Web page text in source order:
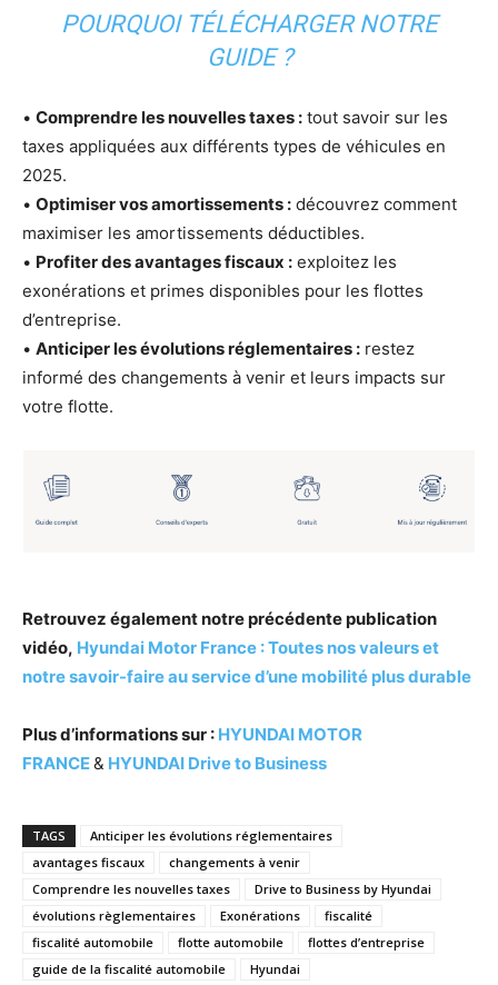
POURQUOI TÉLÉCHARGER NOTRE
GUIDE ?
• Comprendre les nouvelles taxes : tout savoir sur les
taxes appliquées aux différents types de véhicules en
2025.
• Optimiser vos amortissements : découvrez comment
maximiser les amortissements déductibles.
• Profiter des avantages fiscaux : exploitez les
exonérations et primes disponibles pour les flottes
d’entreprise.
• Anticiper les évolutions réglementaires : restez
informé des changements à venir et leurs impacts sur
votre flotte.
Retrouvez également notre précédente publication
vidéo, Hyundai Motor France : Toutes nos valeurs et
notre savoir-faire au service d’une mobilité plus durable
Plus d’informations sur : HYUNDAI MOTOR
FRANCE& HYUNDAI Drive to Business
TAGS
Anticiper les évolutions réglementaires
avantages fiscaux
changements à venir
Comprendre les nouvelles taxes
Drive to Business by Hyundai
évolutions règlementaires
Exonérations
fiscalité
fiscalité automobile
flotte automobile
flottes d’entreprise
guide de la fiscalité automobile
Hyundai